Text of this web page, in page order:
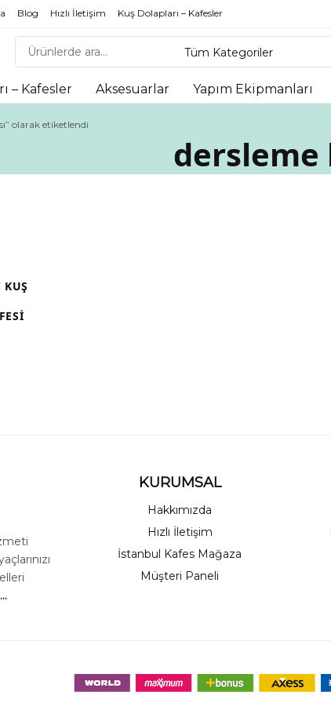
Blog Hızlı İletişim Kuş Dolapları – Kafesler
– Kafesler Aksesuarlar Yapım Ekipmanları
olarak etiketlendi
dersleme
KURUMSAL
Hakkımızda
Hızlı İletişim
İstanbul Kafes Mağaza
Müşteri Paneli